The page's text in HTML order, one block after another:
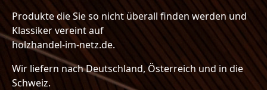
Produkte die Sie so nicht überall finden werden und
Klassiker vereint auf
holzhandel-im-netz.de.
Wir liefern nach Deutschland, Österreich und in die
Schweiz.